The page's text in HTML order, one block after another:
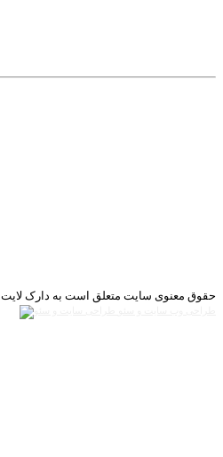
حقوق معنوی سایت متعلق است به دارک لایت